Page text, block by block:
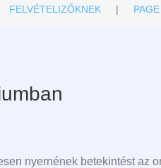
FELVÉTELIZŐKNEK |
nyernének betekintést az